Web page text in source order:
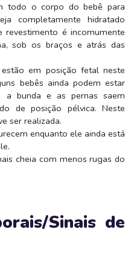
todo o corpo do bebê para
completamente hidratado
revestimento é incomumente
sob os braços e atrás das
em posição fetal neste
bebês ainda podem estar
bunda e as pernas saem
de posição pélvica. Neste
ser realizada.
enquanto ele ainda está
cheia com menos rugas do
Sinais de